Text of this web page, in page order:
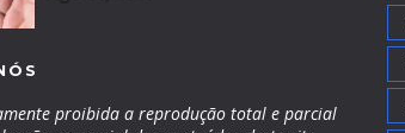
proibida a reprodução total e parcial